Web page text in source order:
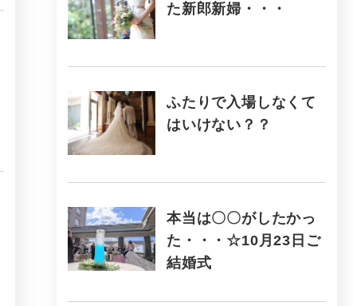
た新郎新婦・・・
ふたりで入場しなくて
はいけない？？
本当は〇〇がしたかっ
た・・・☆10月23日ご
結婚式